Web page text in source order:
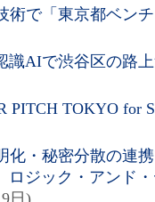
術で「東京都ベン
識AIで渋谷区の路
PITCH TOKYO for
化・秘密分散の連
ロジック・アンド
日)